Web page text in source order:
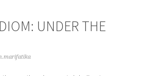
UNDER THE